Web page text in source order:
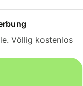
Völlig kostenlos